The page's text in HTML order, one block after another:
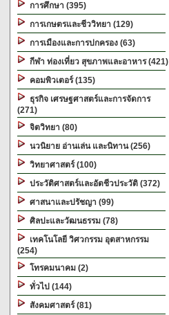
การศึกษา (395)
การเกษตรและชีววิทยา (129)
การเมืองและการปกครอง (63)
กีฬา ท่องเที่ยว สุขภาพและอาหาร (421)
คอมพิวเตอร์ (135)
ธุรกิจ เศรษฐศาสตร์และการจัดการ
(271)
จิตวิทยา (80)
นวนิยาย อ่านเล่น และนิทาน (256)
วิทยาศาสตร์ (100)
ประวัติศาสตร์และอัตชีวประวัติ (372)
ศาสนาและปรัชญา (99)
ศิลปะและวัฒนธรรม (78)
เทคโนโลยี วิศวกรรม อุตสาหกรรม
(254)
โทรคมนาคม (2)
ทั่วไป (144)
สังคมศาสตร์ (81)